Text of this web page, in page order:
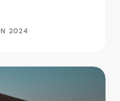
2024